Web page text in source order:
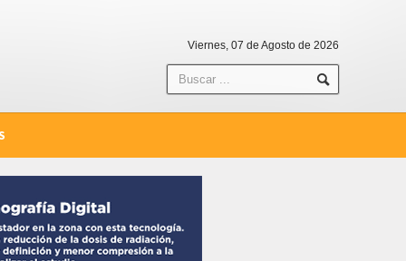
Viernes, 07 de Agosto de 2026